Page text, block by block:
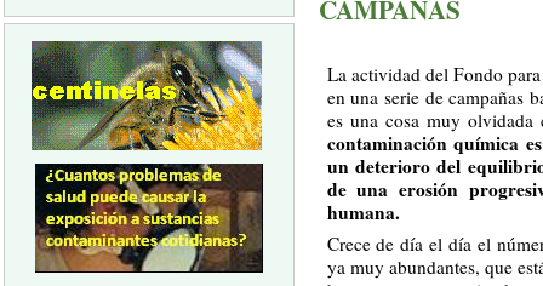
CAMPAÑAS
La actividad del Fondo
en una serie de campañas
es una cosa muy olvidada
contaminación química
un deterioro del
de una erosión
humana.
Crece de día el día el
ya muy abundantes, que